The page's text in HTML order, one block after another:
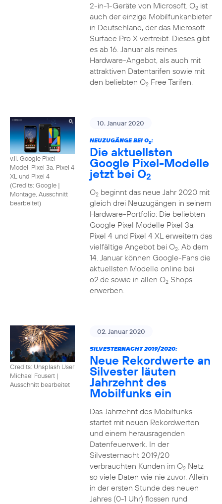
2-in-1-Geräte von Microsoft. O2ist
auch der einzige Mobilfunkanbieter
in Deutschland, der das Microsoft
Surface Pro X vertreibt. Dieses gibt
es ab 16. Januar als reines
Hardware-Angebot, als auch mit
attraktiven Datentarifen sowie mit
den beliebten O2Free Tarifen.
v.li. Google Pixel
Modell Pixel 3a, Pixel 4
XL und Pixel 4
(Credits: Google |
Montage, Ausschnitt
bearbeitet)
10. Januar 2020
NEUZUGÄNGE BEI O2:
Die aktuellsten
Google Pixel-Modelle
jetzt bei O2
O2beginnt das neue Jahr 2020 mit
gleich drei Neuzugängen in seinem
Hardware-Portfolio: Die beliebten
Google Pixel Modelle Pixel 3a,
Pixel 4 und Pixel 4 XL erweitern das
vielfältige Angebot bei O2. Ab dem
14. Januar können Google-Fans die
aktuellsten Modelle online bei
o2.de sowie in allen O2Shops
erwerben.
Credits: Unsplash User
Michael Fousert |
Ausschnitt bearbeitet
02. Januar 2020
SILVESTERNACHT 2019/2020:
Neue Rekordwerte an
Silvester läuten
Jahrzehnt des
Mobilfunks ein
Das Jahrzehnt des Mobilfunks
startet mit neuen Rekordwerten
und einem herausragenden
Datenfeuerwerk. In der
Silvesternacht 2019/20
verbrauchten Kunden im O2Netz
so viele Daten wie nie zuvor. Allein
in der ersten Stunde des neuen
Jahres (0-1 Uhr) flossen rund